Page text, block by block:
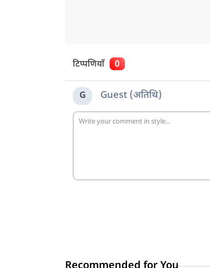
टिप्पणियाँ 0
G Guest (अतिथि)